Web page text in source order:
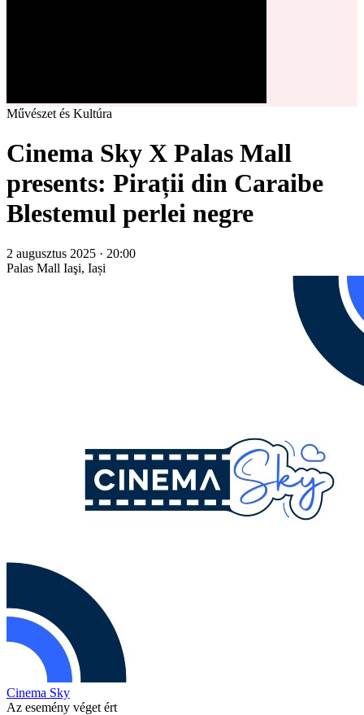
Művészet és Kultúra
Cinema Sky X Palas Mall
presents: Pirații din Caraibe
Blestemul perlei negre
2 augusztus 2025 · 20:00
Palas Mall Iaşi, Iași
Cinema Sky
Az esemény véget ért